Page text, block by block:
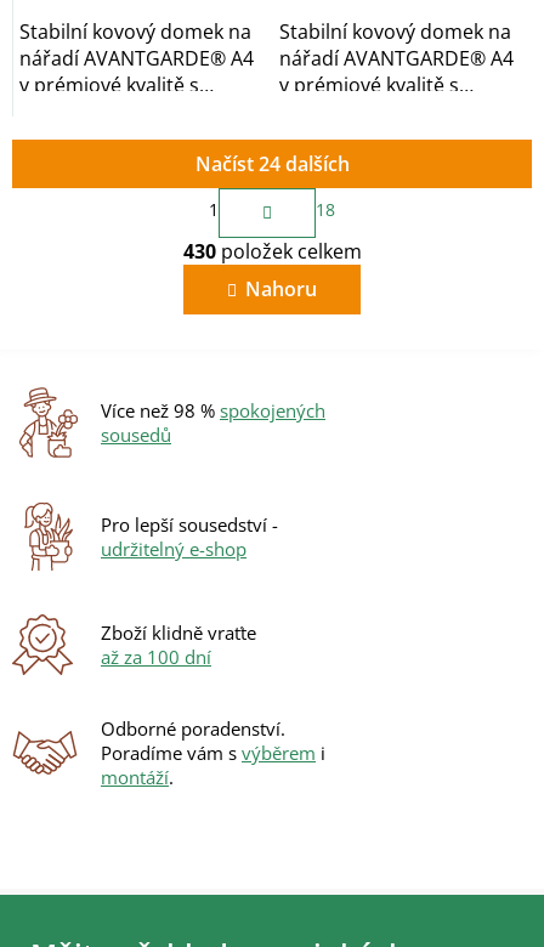
Stabilní kovový domek na
nářadí AVANTGARDE® A4
v prémiové kvalitě s
Stabilní kovový domek na
nářadí AVANTGARDE® A4
v prémiové kvalitě s
O
v
l
á
í
p
v
Načíst 24 dalších
S
t
r
á
n
k
o
í
1 18
430položek celkem
Nahoru
Více než 98 % spokojených
sousedů
Pro lepší sousedství -
udržitelný e-shop
Zboží klidně vraťte
až za 100 dní
Odborné poradenství.
Poradíme vám s výběrem i
montáží.
Z